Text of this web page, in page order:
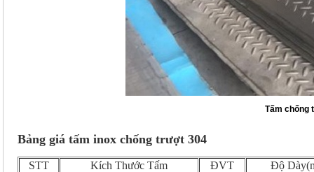
Tấm chống
Bảng giá tấm inox chống trượt 304
STT Kích Thước Tấm ĐVT
Độ